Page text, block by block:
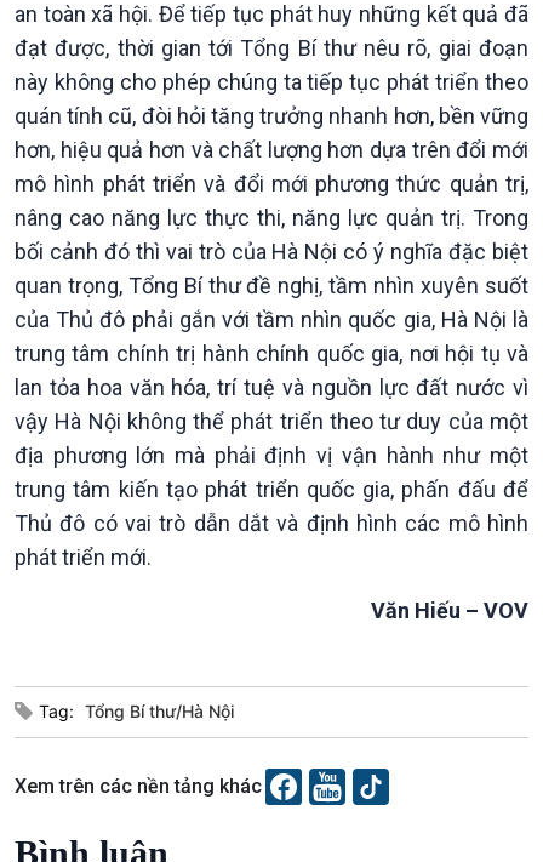
10 phút Sự kiện - Luận bàn
Câu chuyện thời sự
Dòng chảy sự kiện
Đối thoại
Diễn đàn chủ nhật
Chuyện đêm
an toàn xã hội. Để tiếp tục phát huy những kết quả đã
đạt được, thời gian tới Tổng Bí thư nêu rõ, giai đoạn
này không cho phép chúng ta tiếp tục phát triển theo
quán tính cũ, đòi hỏi tăng trưởng nhanh hơn, bền vững
hơn, hiệu quả hơn và chất lượng hơn dựa trên đổi mới
mô hình phát triển và đổi mới phương thức quản trị,
nâng cao năng lực thực thi, năng lực quản trị. Trong
bối cảnh đó thì vai trò của Hà Nội có ý nghĩa đặc biệt
quan trọng, Tổng Bí thư đề nghị, tầm nhìn xuyên suốt
của Thủ đô phải gắn với tầm nhìn quốc gia, Hà Nội là
trung tâm chính trị hành chính quốc gia, nơi hội tụ và
lan tỏa hoa văn hóa, trí tuệ và nguồn lực đất nước vì
vậy Hà Nội không thể phát triển theo tư duy của một
địa phương lớn mà phải định vị vận hành như một
trung tâm kiến tạo phát triển quốc gia, phấn đấu để
Thủ đô có vai trò dẫn dắt và định hình các mô hình
phát triển mới.
Văn Hiếu – VOV
Tag: Tổng Bí thư/Hà Nội
Xem trên các nền tảng khác
Bình luận